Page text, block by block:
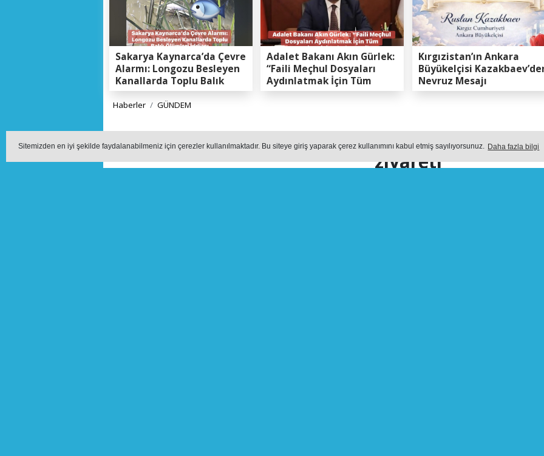
Sitemizden en iyi şekilde faydalanabilmeniz için çerezler kullanılmaktadır. Bu siteye giriş yaparak çerez kullanımını kabul etmiş sayılıyorsunuz. Daha fazla bilgi
Sakarya Kaynarca’da Çevre
Alarmı: Longozu Besleyen
Kanallarda Toplu Balık
Ölümleri Gerçeği
Adalet Bakanı Akın Gürlek:
“Faili Meçhul Dosyaları
Aydınlatmak İçin Tüm
Kapasitemizi Seferber
Kırgızistan’ın Ankara
Büyükelçisi
Nevruz Mesajı
Haberler GÜNDEM
Levent CANDAN'dan Prof. Dr. Mehmet
ziyareti